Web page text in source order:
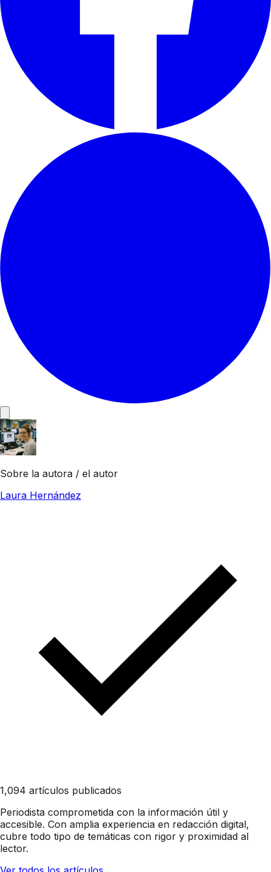
Sobre la autora / el autor
Laura Hernández
1,094 artículos publicados
Periodista comprometida con la información útil y
accesible. Con amplia experiencia en redacción digital,
cubre todo tipo de temáticas con rigor y proximidad al
lector.